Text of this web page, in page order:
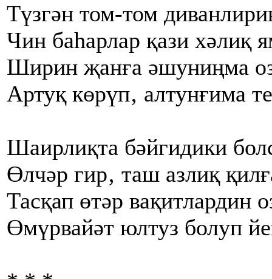
Түзгән том-том
Чин баһарлар қази хәлиқ
Ширин җанға әшуниңма
Артуқ көрүп‚ алтунғима
Шаирлиқта бәйгидики
Өлчәр гир‚ таш азлиқ
Тасқап өтәр вақитлардин
Өмүрвайәт юлтуз болуп